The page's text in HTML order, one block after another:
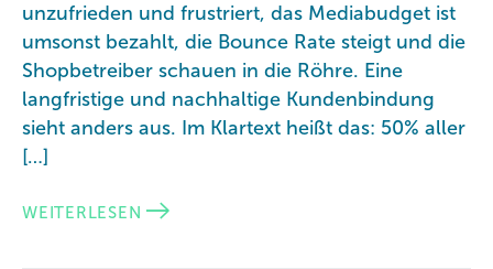
unzufrieden und frustriert, das Mediabudget ist
umsonst bezahlt, die Bounce Rate steigt und die
Shopbetreiber schauen in die Röhre. Eine
langfristige und nachhaltige Kundenbindung
sieht anders aus. Im Klartext heißt das: 50% aller
[…]
WEITERLESEN